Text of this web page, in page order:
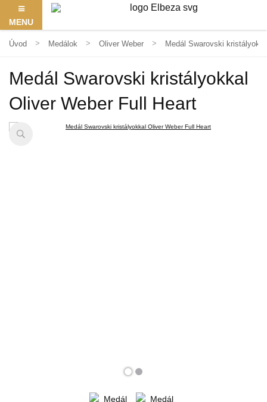
MENU
Úvod Medálok Oliver Weber Medál Swarovski
Medál Swarovski kristályokkal
Oliver Weber Full Heart